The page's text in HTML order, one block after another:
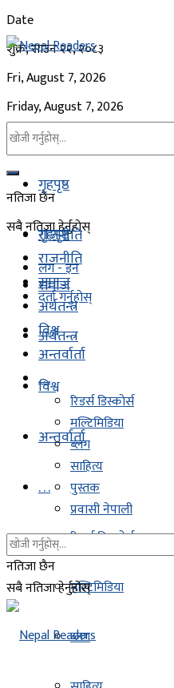
Date
शुक्र, साउन २२, २०८३
Fri, August 7, 2026
Friday, August 7, 2026
नतिजा छैन
सबै नतिजा हेर्नुहोस्
लग - इन
दर्ता गर्नुहोस्
गृहपृष्ठ
राजनीति
समाज
अर्थतन्त्र
विश्व
अन्तर्वार्ता
. . .
रिडर्स डिस्कोर्स
मल्टिमिडिया
ब्लग
गृहपृष्ठ
राजनीति
समाज
अर्थतन्त्र
विश्व
अन्तर्वार्ता
. . .
रिडर्स डिस्कोर्स
मल्टिमिडिया
ब्लग
साहित्य
पुस्तक
प्रवासी नेपाली
नतिजा छैन
सबै नतिजा हेर्नुहोस्